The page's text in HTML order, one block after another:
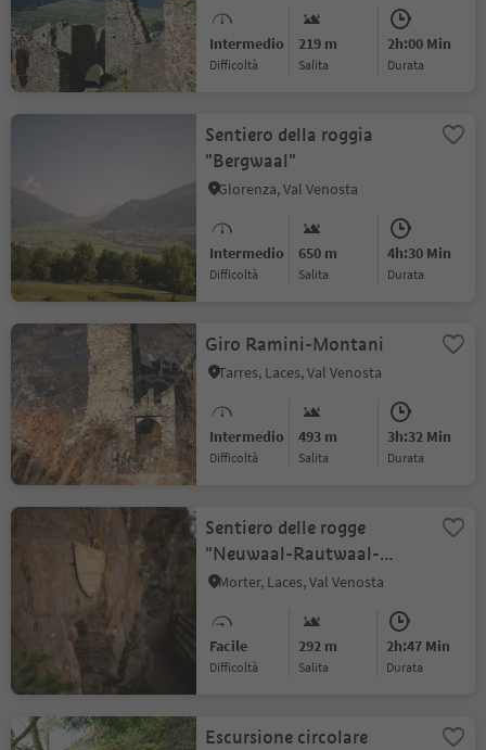
Intermedio
Difficoltà
219 m
Salita
2h:00 Min
durata
Sentiero della roggia
"Bergwaal"
Glorenza, Val Venosta
Intermedio
Difficoltà
650 m
Salita
4h:30 Min
durata
Giro Ramini-Montani
Tarres, Laces, Val Venosta
Intermedio
Difficoltà
493 m
Salita
3h:32 Min
durata
Sentiero delle rogge
"Neuwaal-Rautwaal-
Mareinwaal"
Morter, Laces, Val Venosta
Facile
Difficoltà
292 m
Salita
2h:47 Min
durata
Escursione circolare